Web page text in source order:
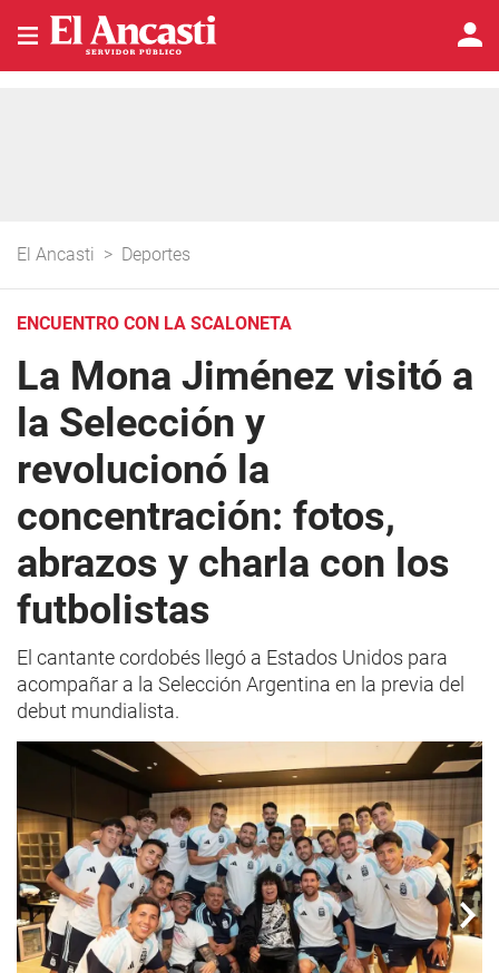
El Ancasti > Deportes
ENCUENTRO CON LA SCALONETA
La Mona Jiménez visitó a
la Selección y
revolucionó la
concentración: fotos,
abrazos y charla con los
futbolistas
El cantante cordobés llegó a Estados Unidos para
acompañar a la Selección Argentina en la previa del
debut mundialista.